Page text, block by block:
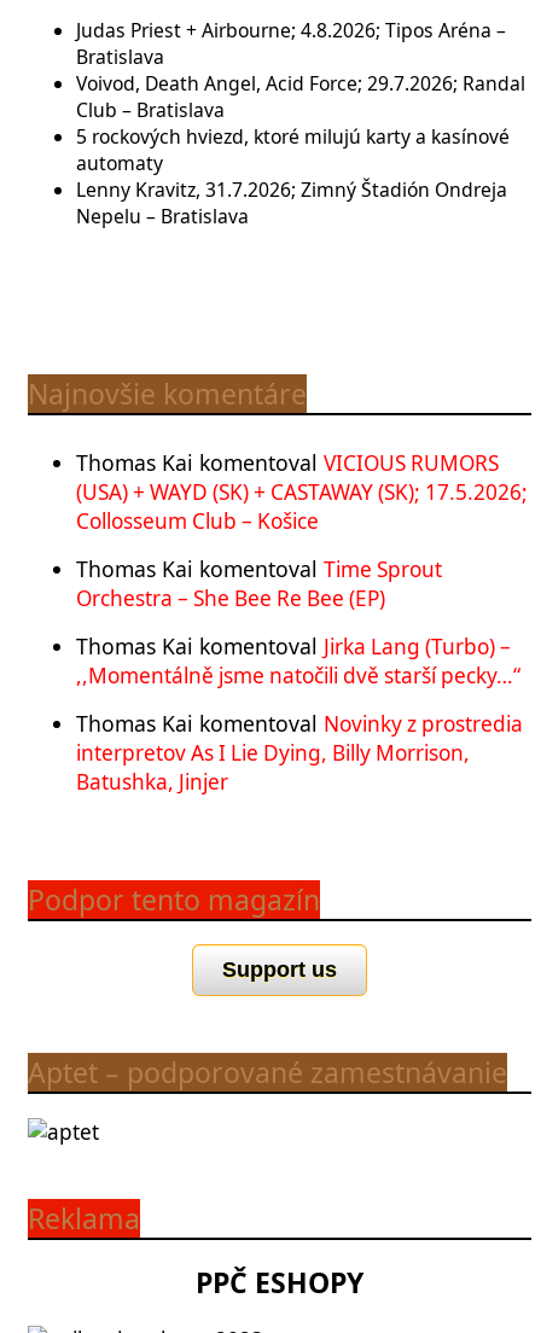
Judas Priest + Airbourne; 4.8.2026; Tipos Aréna –
Bratislava
Voivod, Death Angel, Acid Force; 29.7.2026; Randal
Club – Bratislava
5 rockových hviezd, ktoré milujú karty a kasínové
automaty
Lenny Kravitz, 31.7.2026; Zimný Štadión Ondreja
Nepelu – Bratislava
Najnovšie komentáre
Thomas Kai komentoval VICIOUS RUMORS
(USA) + WAYD (SK) + CASTAWAY (SK); 17.5.2026;
Collosseum Club – Košice
Thomas Kai komentoval Time Sprout
Orchestra – She Bee Re Bee (EP)
Thomas Kai komentoval Jirka Lang (Turbo) –
,,Momentálně jsme natočili dvě starší pecky…“
Thomas Kai komentoval Novinky z prostredia
interpretov As I Lie Dying, Billy Morrison,
Batushka, Jinjer
Podpor tento magazín
Support us
Aptet – podporované zamestnávanie
Reklama
PPČ ESHOPY